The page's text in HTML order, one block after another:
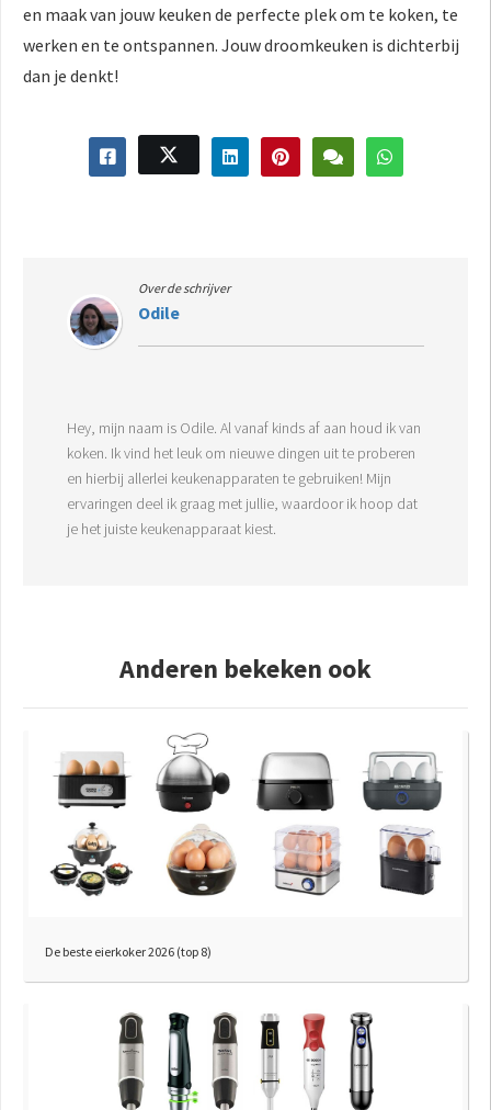
en maak van jouw keuken de perfecte plek om te koken, te
werken en te ontspannen. Jouw droomkeuken is dichterbij
dan je denkt!
Over de schrijver
Odile
Hey, mijn naam is Odile. Al vanaf kinds af aan houd ik van
koken. Ik vind het leuk om nieuwe dingen uit te proberen
en hierbij allerlei keukenapparaten te gebruiken! Mijn
ervaringen deel ik graag met jullie, waardoor ik hoop dat
je het juiste keukenapparaat kiest.
Anderen bekeken ook
De beste eierkoker 2026 (top 8)